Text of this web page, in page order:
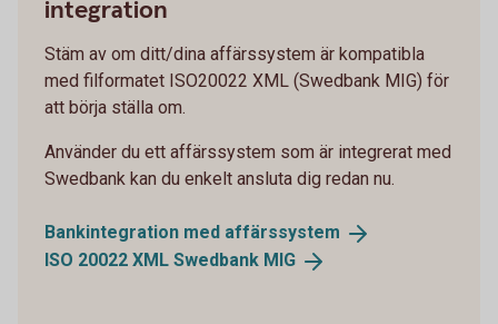
integration
Stäm av om ditt/dina affärssystem är kompatibla
med filformatet ISO20022 XML (Swedbank MIG) för
att börja ställa om.
Använder du ett affärssystem som är integrerat med
Swedbank kan du enkelt ansluta dig redan nu.
Bankintegration med affärssystem
ISO 20022 XML Swedbank MIG